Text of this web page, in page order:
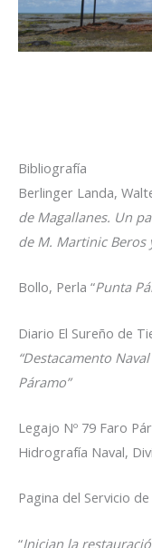
Bibliografía
Berlinger Landa,
de Magallanes. Un
de M. Martinic Beros
Bollo, Perla “Punta
Diario El Sureño de
“Destacamento
Páramo”
Legajo Nº 79 Faro
Hidrografía Naval,
Pagina del Servicio
“Inician la